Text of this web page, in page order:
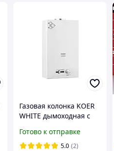
Газовая колонка KOER
WHITE дымоходная с
мин (цвет белый)
Готово к отправке
5.0 (2)